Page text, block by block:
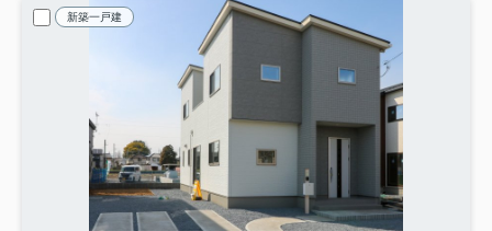
新築一戸建